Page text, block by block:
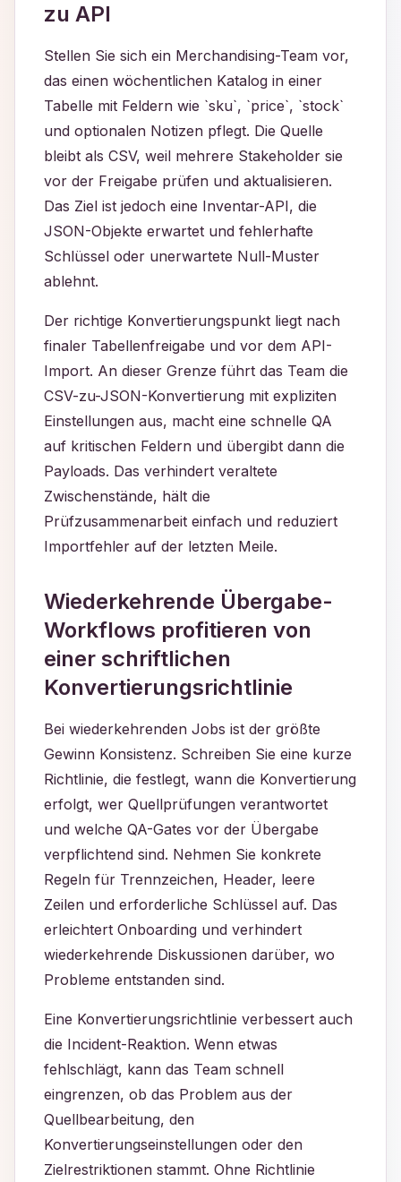
zu API
Stellen Sie sich ein Merchandising-Team vor,
das einen wöchentlichen Katalog in einer
Tabelle mit Feldern wie `sku`, `price`, `stock`
und optionalen Notizen pflegt. Die Quelle
bleibt als CSV, weil mehrere Stakeholder sie
vor der Freigabe prüfen und aktualisieren.
Das Ziel ist jedoch eine Inventar-API, die
JSON-Objekte erwartet und fehlerhafte
Schlüssel oder unerwartete Null-Muster
ablehnt.
Der richtige Konvertierungspunkt liegt nach
finaler Tabellenfreigabe und vor dem API-
Import. An dieser Grenze führt das Team die
CSV-zu-JSON-Konvertierung mit expliziten
Einstellungen aus, macht eine schnelle QA
auf kritischen Feldern und übergibt dann die
Payloads. Das verhindert veraltete
Zwischenstände, hält die
Prüfzusammenarbeit einfach und reduziert
Importfehler auf der letzten Meile.
Wiederkehrende Übergabe-
Workflows profitieren von
einer schriftlichen
Konvertierungsrichtlinie
Bei wiederkehrenden Jobs ist der größte
Gewinn Konsistenz. Schreiben Sie eine kurze
Richtlinie, die festlegt, wann die Konvertierung
erfolgt, wer Quellprüfungen verantwortet
und welche QA-Gates vor der Übergabe
verpflichtend sind. Nehmen Sie konkrete
Regeln für Trennzeichen, Header, leere
Zeilen und erforderliche Schlüssel auf. Das
erleichtert Onboarding und verhindert
wiederkehrende Diskussionen darüber, wo
Probleme entstanden sind.
Eine Konvertierungsrichtlinie verbessert auch
die Incident-Reaktion. Wenn etwas
fehlschlägt, kann das Team schnell
eingrenzen, ob das Problem aus der
Quellbearbeitung, den
Konvertierungseinstellungen oder den
Zielrestriktionen stammt. Ohne Richtlinie